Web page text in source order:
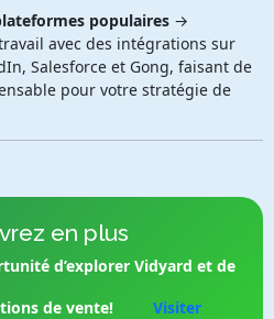
populaires→
avec des intégrations sur
Salesforce et Gong, faisant de
pour votre stratégie de
en plus
d’explorer Vidyard et de
de vente!
Visiter